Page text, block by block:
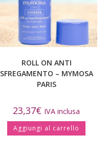
ROLL ON ANTI
SFREGAMENTO – MYMOSA
PARIS
23,37€ IVA inclusa
Aggiungi al carrello